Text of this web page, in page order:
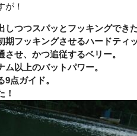
が！
しつつスパッとフッキングでき
期フッキングさせるハードティッ
せ、かつ追従するベリー。
ム以上のバットパワー。
点ガイド。
！